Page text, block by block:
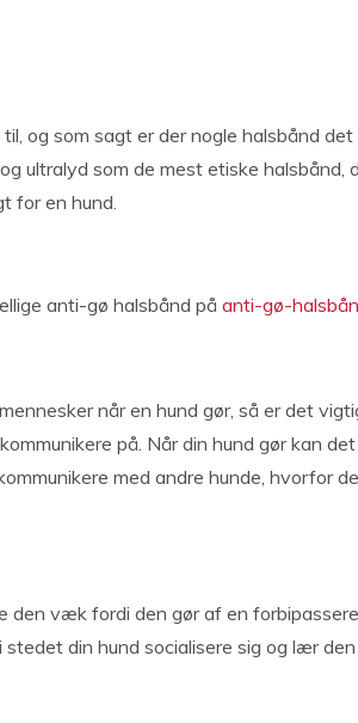
og som sagt er der nogle halsbånd
ultralyd som de mest etiske halsbånd,
for en hund.
anti-gø halsbånd på anti-gø-
når en hund gør, så er det
på. Når din hund gør kan
med andre hunde, hvorfor
den væk fordi den gør af en
din hund socialisere sig og lær